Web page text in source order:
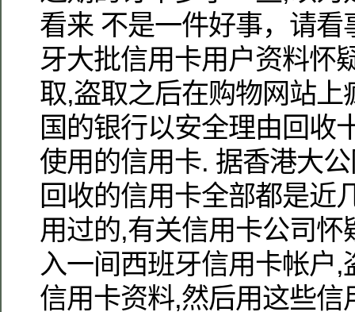
看来 不是一件好事，请看
牙大批信用卡用户资料怀
取,盗取之后在购物网站上
国的银行以安全理由回收
使用的信用卡. 据香港大
回收的信用卡全部都是近
用过的,有关信用卡公司怀
入一间西班牙信用卡帐户
信用卡资料,然后用这些信